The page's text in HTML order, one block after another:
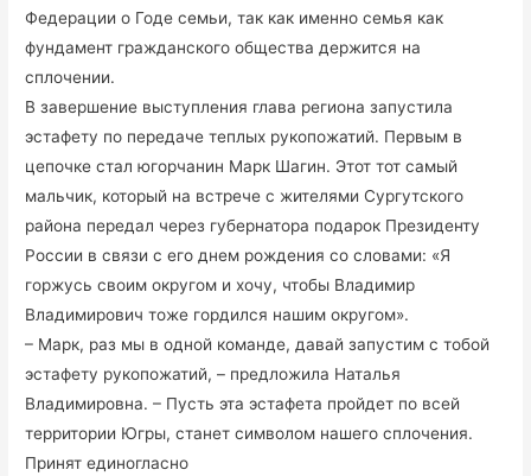
Федерации о Годе семьи, так как именно семья как
фундамент гражданского общества держится на
сплочении.
В завершение выступления глава региона запустила
эстафету по передаче теплых рукопожатий. Первым в
цепочке стал югорчанин Марк Шагин. Этот тот самый
мальчик, который на встрече с жителями Сургутского
района передал через губернатора подарок Президенту
России в связи с его днем рождения со словами: «Я
горжусь своим округом и хочу, чтобы Владимир
Владимирович тоже гордился нашим округом».
– Марк, раз мы в одной команде, давай запустим с тобой
эстафету рукопожатий, – предложила Наталья
Владимировна. – Пусть эта эстафета пройдет по всей
территории Югры, станет символом нашего сплочения.
Принят единогласно